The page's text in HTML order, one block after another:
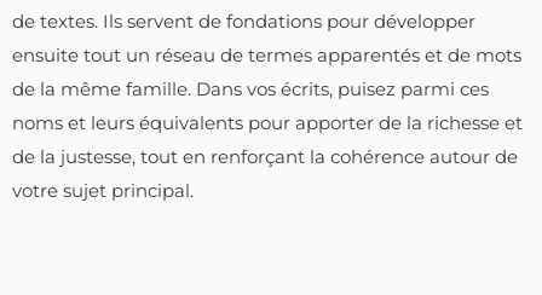
de textes. Ils servent de fondations pour développer
ensuite tout un réseau de termes apparentés et de mots
de la même famille. Dans vos écrits, puisez parmi ces
noms et leurs équivalents pour apporter de la richesse et
de la justesse, tout en renforçant la cohérence autour de
votre sujet principal.